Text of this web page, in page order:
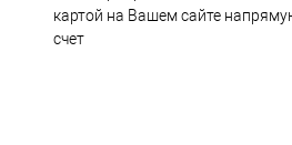
картой на Вашем сайте
счет